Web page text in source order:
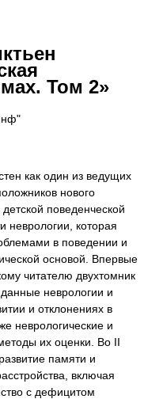
Том 2»
как один из ведущих
нового
поведенческой
неврологии, которая
в поведении и
основой. Впервые
читателю двухтомник
неврологии и
и отклонениях в
неврологические и
их оценки. Во II
памяти и
включая
с дефицитом